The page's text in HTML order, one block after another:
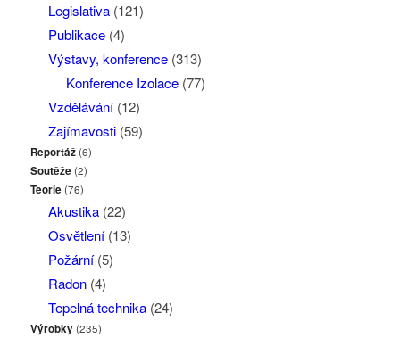
Legislativa(121)
Publikace(4)
Výstavy, konference(313)
Konference Izolace(77)
Vzdělávání(12)
Zajímavosti(59)
Reportáž(6)
Soutěže (2)
Teorie (76)
Akustika(22)
Osvětlení(13)
Požární(5)
Radon(4)
Tepelná technika(24)
Výrobky(235)